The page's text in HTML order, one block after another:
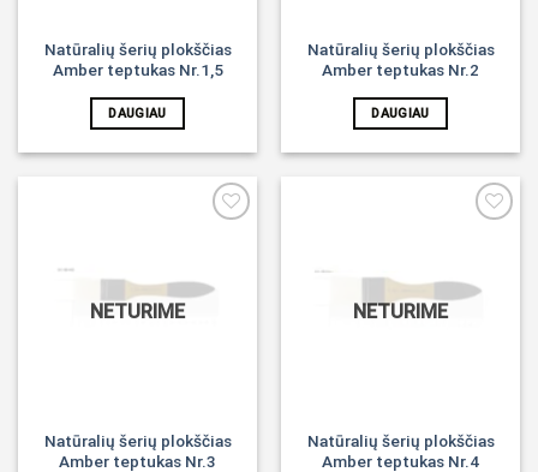
Natūralių šerių plokščias
Amber teptukas Nr.1,5
DAUGIAU
Natūralių šerių plokščias
Amber teptukas Nr.2
DAUGIAU
NETURIME
Natūralių šerių plokščias
Amber teptukas Nr.3
NETURIME
Natūralių šerių plokščias
Amber teptukas Nr.4